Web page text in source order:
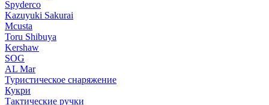
Spyderco
Kazuyuki Sakurai
Mcusta
Toru Shibuya
Kershaw
SOG
AL Mar
Туристическое снаряжение
Кукри
Тактические ручки